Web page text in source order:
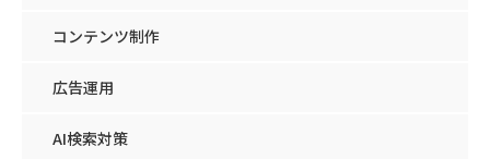
コンテンツ制作
広告運用
AI検索対策